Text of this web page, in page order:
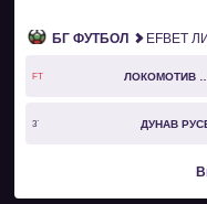
БГ ФУТБОЛ EFBET
FT
3` ДУНАВ